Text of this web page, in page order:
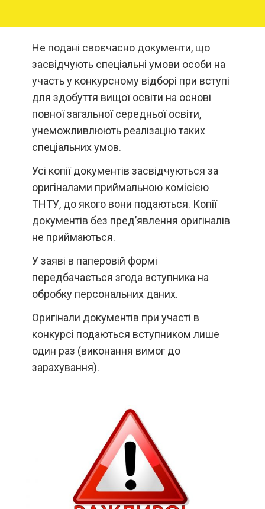
Не подані своєчасно документи, що
засвідчують спеціальні умови особи на
участь у конкурсному відборі при вступі
для здобуття вищої освіти на основі
повної загальної середньої освіти,
унеможливлюють реалізацію таких
спеціальних умов.
Усі копії документів засвідчуються за
оригіналами приймальною комісією
ТНТУ, до якого вони подаються. Копії
документів без пред’явлення оригіналів
не приймаються.
У заяві в паперовій формі
передбачається згода вступника на
обробку персональних даних.
Оригінали документів при участі в
конкурсі подаються вступником лише
один раз (виконання вимог до
зарахування).